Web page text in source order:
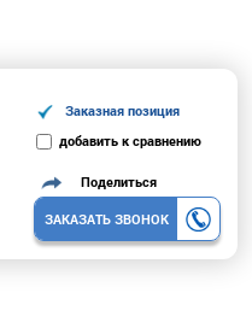
Заказная позиция
добавить к сравнению
Поделиться
ЗАКАЗАТЬ ЗВОНОК